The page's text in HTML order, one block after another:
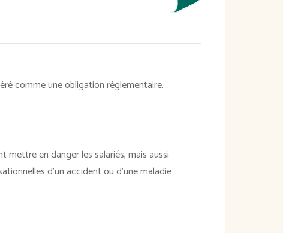
comme une obligation réglementaire.
en danger les salariés, mais aussi
d'un accident ou d'une maladie